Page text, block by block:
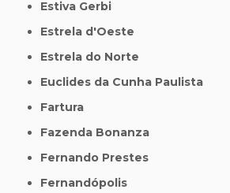
Estiva Gerbi
Estrela d'Oeste
Estrela do Norte
Euclides da Cunha Paulista
Fartura
Fazenda Bonanza
Fernando Prestes
Fernandópolis